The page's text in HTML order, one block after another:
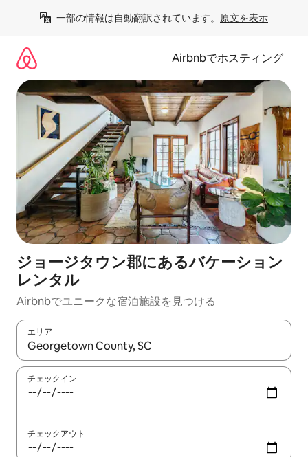
一部の情報は自動翻訳されています。 原文を表示
Airbnbでホスティング
ジョージタウン郡にあるバケーション
レンタル
Airbnbでユニークな宿泊施設を見つける
エリア
検索結果が表示されたら、上下の矢印キーを使って移動するか
チェックイン
チェックアウト